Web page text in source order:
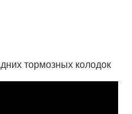
тормозных колодок